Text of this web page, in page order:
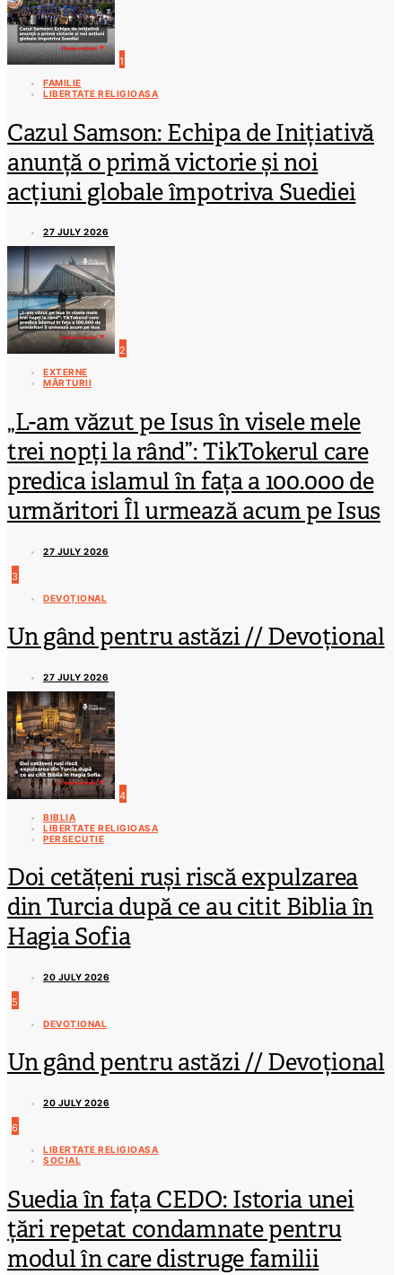
1
FAMILIE
LIBERTATE RELIGIOASA
Cazul Samson: Echipa de Inițiativă
anunță o primă victorie și noi
acțiuni globale împotriva Suediei
27 JULY 2026
2
EXTERNE
MĂRTURII
„L-am văzut pe Isus în visele mele
trei nopți la rând”: TikTokerul care
predica islamul în fața a 100.000 de
urmăritori Îl urmează acum pe Isus
27 JULY 2026
3
DEVOȚIONAL
Un gând pentru astăzi // Devoțional
27 JULY 2026
4
BIBLIA
LIBERTATE RELIGIOASA
PERSECUȚIE
Doi cetățeni ruși riscă expulzarea
din Turcia după ce au citit Biblia în
Hagia Sofia
20 JULY 2026
5
DEVOȚIONAL
Un gând pentru astăzi // Devoțional
20 JULY 2026
6
LIBERTATE RELIGIOASA
SOCIAL
Suedia în fața CEDO: Istoria unei
țări repetat condamnate pentru
modul în care distruge familii